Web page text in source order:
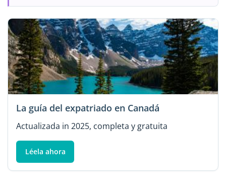
La guía del expatriado en Canadá
Actualizada in 2025, completa y gratuita
Léela ahora